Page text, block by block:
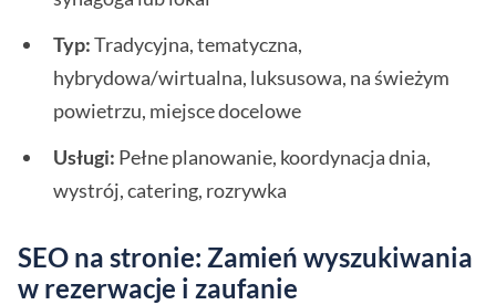
Typ:Tradycyjna, tematyczna,
hybrydowa/wirtualna, luksusowa, na świeżym
powietrzu, miejsce docelowe
Usługi: Pełne planowanie, koordynacja dnia,
wystrój, catering, rozrywka
SEO na stronie: Zamień wyszukiwania
w rezerwacje i zaufanie